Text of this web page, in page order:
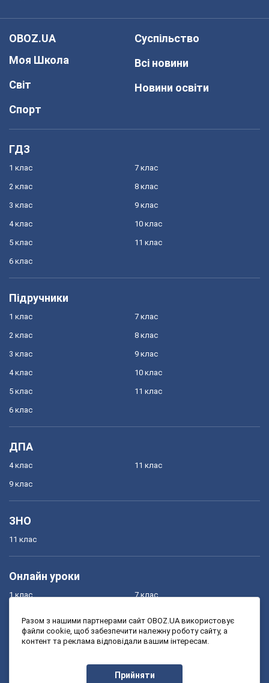
OBOZ.UA
Моя Школа
Світ
Спорт
Суспільство
Всі новини
Новини освіти
ГДЗ
1 клас
2 клас
3 клас
4 клас
5 клас
6 клас
7 клас
8 клас
9 клас
10 клас
11 клас
Підручники
1 клас
2 клас
3 клас
4 клас
5 клас
6 клас
7 клас
8 клас
9 клас
10 клас
11 клас
ДПА
4 клас
9 клас
11 клас
ЗНО
11 клас
Онлайн уроки
1 клас
3 клас
7 клас
9 клас
Разом з нашими партнерами сайт OBOZ.UA використовує
файли cookie, щоб забезпечити належну роботу сайту, а
контент та реклама відповідали вашим інтересам.
Прийняти